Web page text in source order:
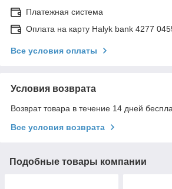
Платежная система
Оплата на карту Halyk bank 4277
Все условия оплаты
Условия возврата
Возврат товара в течение 14 дней
Все условия возврата
Подобные товары компании